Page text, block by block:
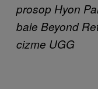
prosop Hyon
baie Beyond
cizme UGG